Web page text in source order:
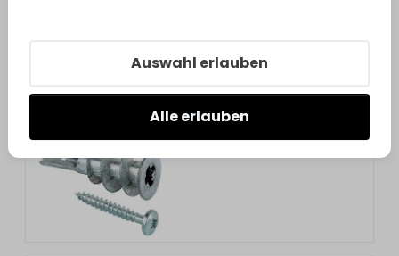
Gipskartondübel Metall GKM 12
Auswahl erlauben
Alle erlauben